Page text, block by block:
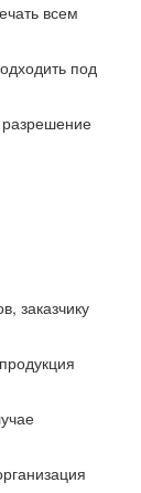
всем
под
заказчику